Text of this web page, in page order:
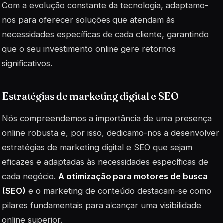
Com a evolução constante da tecnologia, adaptamo-
nos para oferecer soluções que atendam às
necessidades específicas de cada cliente, garantindo
que o seu investimento online gere retornos
significativos.
Estratégias de marketing digital e SEO
Nós compreendemos a importância de uma presença
online robusta e, por isso, dedicamo-nos a desenvolver
estratégias de marketing digital e SEO que sejam
eficazes e adaptadas às necessidades específicas de
cada negócio. A otimização para motores de busca
(SEO) e o marketing de conteúdo destacam-se como
pilares fundamentais para alcançar uma visibilidade
online superior.